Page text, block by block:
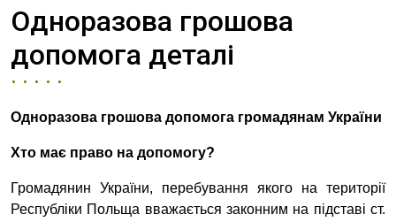
Одноразова грошова
допомога деталі
Одноразова грошова допомога громадянам України
Хто має право на допомогу?
Громадянин України, перебування якого на території
Республіки Польща вважається законним на підставі ст.